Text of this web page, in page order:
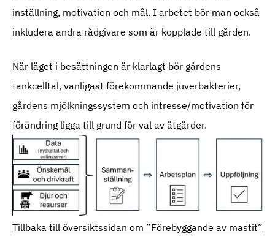
inställning, motivation och mål. I arbetet bör man också
inkludera andra rådgivare som är kopplade till gården.
När läget i besättningen är klarlagt bör gårdens
tankcelltal, vanligast förekommande juverbakterier,
gårdens mjölkningssystem och intresse/motivation för
förändring ligga till grund för val av åtgärder.
Tillbaka till översiktssidan om ”Förebyggande av mastit”